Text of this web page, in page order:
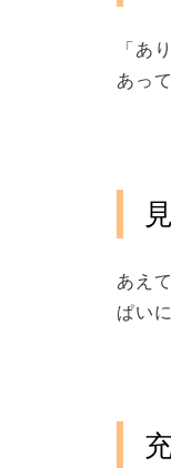
「あ
あっ
あえ
ぱい